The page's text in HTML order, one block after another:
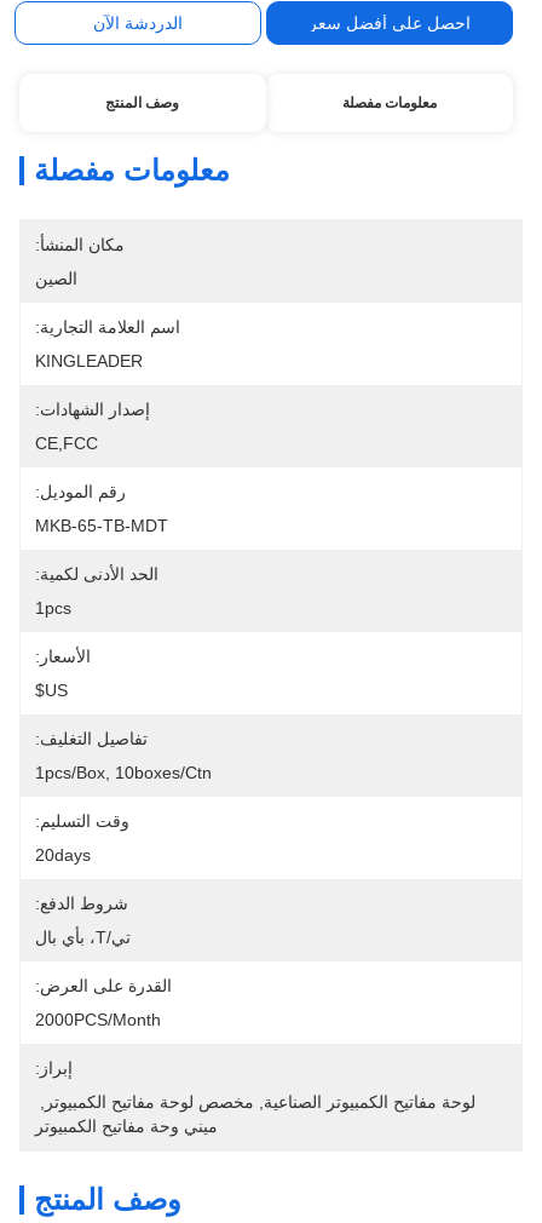
احصل على أفضل سعر الدردشة الآن
معلومات مفصلة وصف المنتج
معلومات مفصلة
مكان المنشأ:
الصين
اسم العلامة التجارية:
KINGLEADER
إصدار الشهادات:
CE,FCC
رقم الموديل:
MKB-65-TB-MDT
الحد الأدنى لكمية:
1pcs
الأسعار:
US$
تفاصيل التغليف:
1pcs/box, 10boxes/ctn
وقت التسليم:
20days
شروط الدفع:
تي/T، بأي بال
القدرة على العرض:
2000PCS/month
إبراز:
لوحة مفاتيح الكمبيوتر الصناعية
مخصص لوحة مفاتيح الكمبيوتر
ميني وحة مفاتيح الكمبيوتر
وصف المنتج